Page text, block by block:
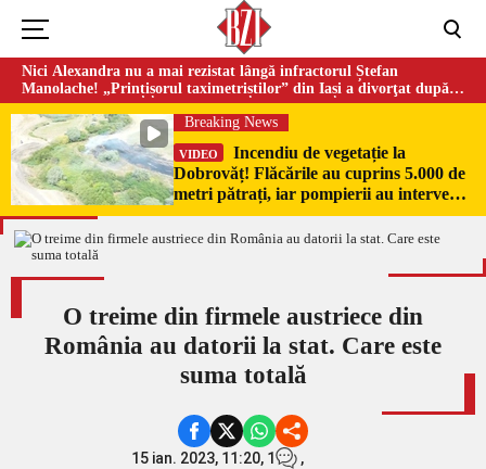
Nici Alexandra nu a mai rezistat lângă infractorul Ștefan
Manolache! „Prințișorul taximetriștilor” din Iași a divorţat după
doi ani de căsnicie
Breaking News
VIDEO
Incendiu de vegetație la
Dobrovăț! Flăcările au cuprins 5.000 de
metri pătrați, iar pompierii au intervenit
de urgență
O treime din firmele austriece din
România au datorii la stat. Care este
suma totală
15 ian. 2023, 11:20, 1
,